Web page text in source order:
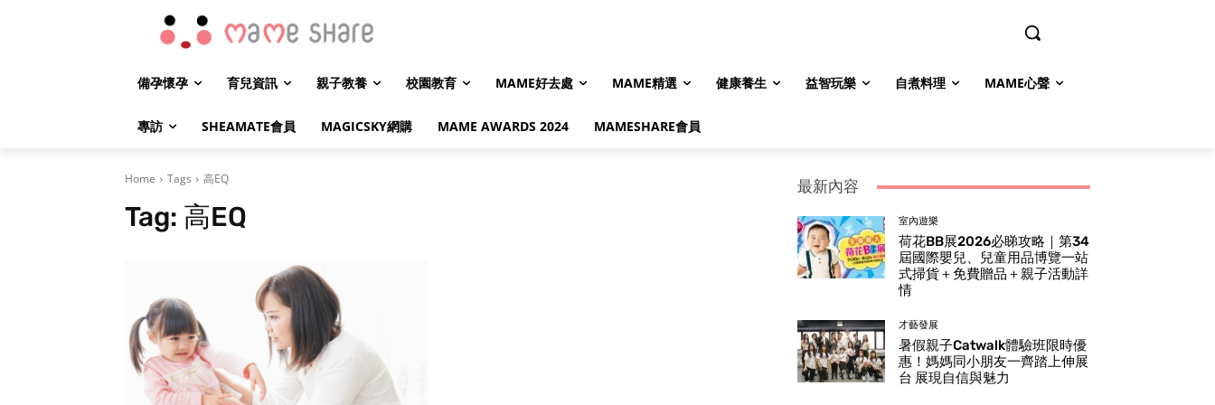
備孕懷孕 育兒資訊 親子教養 校園教育 MAME好去處 MAME精選 健康養生 益智玩樂 自煮料理 MAME心聲
專訪 SHEAMATE會員 MAGICSKY網購 MAME AWARDS 2024 MAMESHARE會員
Home Tags 高EQ
Tag: 高EQ
最新內容
室內遊樂
荷花BB展2026必睇攻略｜第34
屆國際嬰兒、兒童用品博覽一站
式掃貨＋免費贈品＋親子活動詳
情
才藝發展
暑假親子Catwalk體驗班限時優
惠！媽媽同小朋友一齊踏上伸展
台 展現自信與魅力